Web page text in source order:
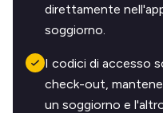
direttamente
soggiorno.
I codici di accesso
check-out,
un soggiorno e